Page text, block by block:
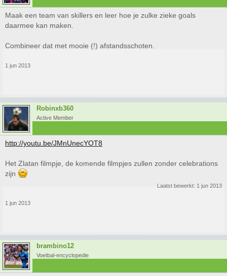
Maak een team van skillers en leer hoe je zulke zieke goals
daarmee kan maken.
Combineer dat met mooie (!) afstandsschoten.
1 jun 2013
Robinxb360
Active Member
http://youtu.be/JMnUnecYOT8
Het Zlatan filmpje, de komende filmpjes zullen zonder celebrations
zijn
Laatst bewerkt: 1 jun 2013
1 jun 2013
brambino12
Voetbal-encyclopedie